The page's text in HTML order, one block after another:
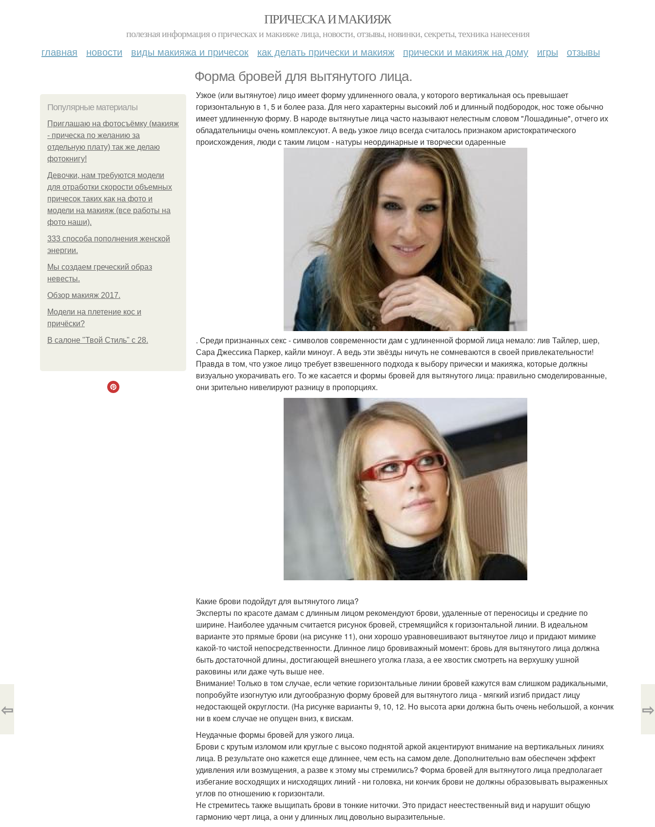
ПРИЧЕСКА И МАКИЯЖ
полезная информация о прическах и макияже лица, новости, отзывы, новинки, секреты, техника нанесения
главная новости виды макияжа и причесок как делать прически и макияж прически и макияж на дому игры отзывы
Форма бровей для вытянутого лица.
Популярные материалы
Приглашаю на фотосъёмку (макияж
- прическа по желанию за
отдельную плату) так же делаю
фотокнигу!
Девочки, нам требуются модели
для отработки скорости объемных
причесок таких как на фото и
модели на макияж (все работы на
фото наши).
333 способа пополнения женской
энергии.
Мы создаем греческий образ
невесты.
Обзор макияж 2017.
Модели на плетение кос и
причёски?
В салоне "Твой Стиль" с 28.
Узкое (или вытянутое) лицо имеет форму удлиненного овала, у которого вертикальная ось превышает
горизонтальную в 1, 5 и более раза. Для него характерны высокий лоб и длинный подбородок, нос тоже обычно
имеет удлиненную форму. В народе вытянутые лица часто называют нелестным словом "Лошадиные", отчего их
обладательницы очень комплексуют. А ведь узкое лицо всегда считалось признаком аристократического
происхождения, люди с таким лицом - натуры неординарные и творчески одаренные
. Среди признанных секс - символов современности дам с удлиненной формой лица немало: лив Тайлер, шер,
Сара Джессика Паркер, кайли миноуг. А ведь эти звёзды ничуть не сомневаются в своей привлекательности!
Правда в том, что узкое лицо требует взвешенного подхода к выбору прически и макияжа, которые должны
визуально укорачивать его. То же касается и формы бровей для вытянутого лица: правильно смоделированные,
они зрительно нивелируют разницу в пропорциях.
Какие брови подойдут для вытянутого лица?
Эксперты по красоте дамам с длинным лицом рекомендуют брови, удаленные от переносицы и средние по
ширине. Наиболее удачным считается рисунок бровей, стремящийся к горизонтальной линии. В идеальном
варианте это прямые брови (на рисунке 11), они хорошо уравновешивают вытянутое лицо и придают мимике
какой-то чистой непосредственности. Длинное лицо бровиважный момент: бровь для вытянутого лица должна
быть достаточной длины, достигающей внешнего уголка глаза, а ее хвостик смотреть на верхушку ушной
раковины или даже чуть выше нее.
Внимание! Только в том случае, если четкие горизонтальные линии бровей кажутся вам слишком радикальными,
попробуйте изогнутую или дугообразную форму бровей для вытянутого лица - мягкий изгиб придаст лицу
недостающей округлости. (На рисунке варианты 9, 10, 12. Но высота арки должна быть очень небольшой, а кончик
ни в коем случае не опущен вниз, к вискам.
Неудачные формы бровей для узкого лица.
Брови с крутым изломом или круглые с высоко поднятой аркой акцентируют внимание на вертикальных линиях
лица. В результате оно кажется еще длиннее, чем есть на самом деле. Дополнительно вам обеспечен эффект
удивления или возмущения, а разве к этому мы стремились? Форма бровей для вытянутого лица предполагает
избегание восходящих и нисходящих линий - ни головка, ни кончик брови не должны образовывать выраженных
углов по отношению к горизонтали.
Не стремитесь также выщипать брови в тонкие ниточки. Это придаст неестественный вид и нарушит общую
гармонию черт лица, а они у длинных лиц довольно выразительные.
⇦ ⇨